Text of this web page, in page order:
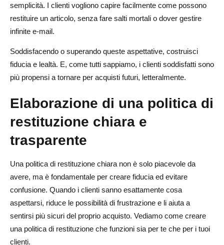
semplicità. I clienti vogliono capire facilmente come possono
restituire un articolo, senza fare salti mortali o dover gestire
infinite e-mail.
Soddisfacendo o superando queste aspettative, costruisci
fiducia e lealtà. E, come tutti sappiamo, i clienti soddisfatti sono
più propensi a tornare per acquisti futuri, letteralmente.
Elaborazione di una politica di
restituzione chiara e
trasparente
Una politica di restituzione chiara non è solo piacevole da
avere, ma è fondamentale per creare fiducia ed evitare
confusione. Quando i clienti sanno esattamente cosa
aspettarsi, riduce le possibilità di frustrazione e li aiuta a
sentirsi più sicuri del proprio acquisto. Vediamo come creare
una politica di restituzione che funzioni sia per te che per i tuoi
clienti.